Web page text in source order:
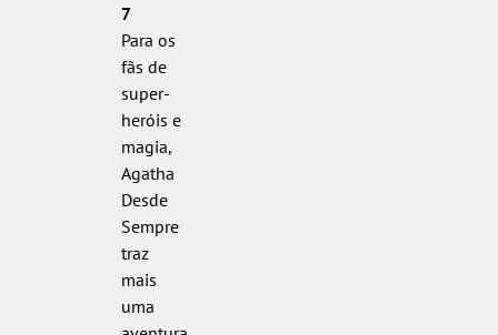
7
Para os
fãs de
super-
heróis e
magia,
Agatha
Desde
Sempre
traz
mais
uma